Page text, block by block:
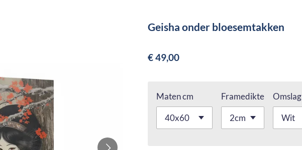
Geisha onder bloesemtakken
€ 49,00
Maten cm Framedikte Omslag